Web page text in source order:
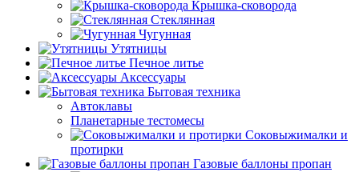
Крышка-сковорода
Стеклянная
Чугунная
Утятницы
Печное литье
Аксессуары
Бытовая техника
Автоклавы
Планетарные тестомесы
Соковыжималки и
протирки
Газовые баллоны пропан